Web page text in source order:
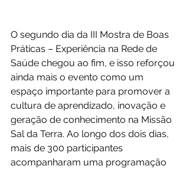
O segundo dia da III Mostra de Boas
Práticas – Experiência na Rede de
Saúde chegou ao fim, e isso reforçou
ainda mais o evento como um
espaço importante para promover a
cultura de aprendizado, inovação e
geração de conhecimento na Missão
Sal da Terra. Ao longo dos dois dias,
mais de 300 participantes
acompanharam uma programação